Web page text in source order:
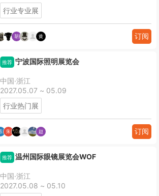
行业专业展
订阅
推荐 宁波国际照明展览会
中国·浙江
2027.05.07 ~ 05.09
行业热门展
订阅
推荐 温州国际眼镜展览会WOF
中国·浙江
2027.05.08 ~ 05.10